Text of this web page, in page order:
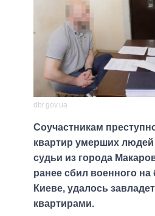
dbr.gov.ua
Соучастникам
квартир умерших людей
судьи из города
ранее сбил военного на
Киеве, удалось
квартирами.